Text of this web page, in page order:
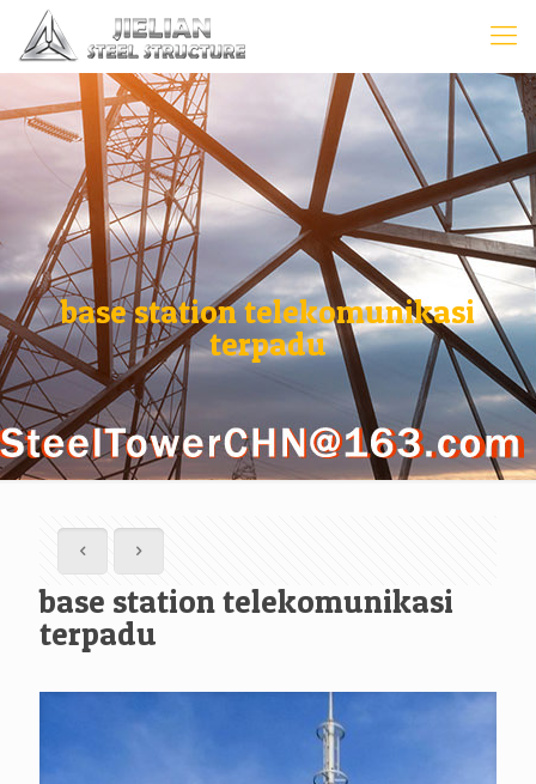
base station telekomunikasi
terpadu
base station telekomunikasi
terpadu